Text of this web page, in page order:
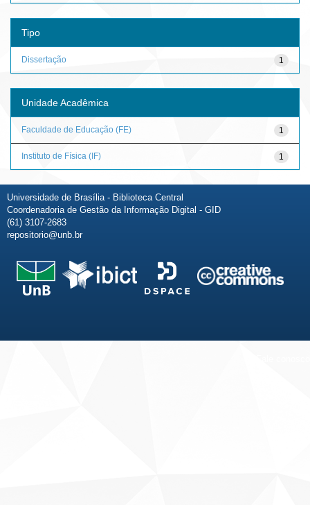
Tipo
1
Dissertação
Unidade Acadêmica
1
Faculdade de Educação (FE)
1
Instituto de Física (IF)
Universidade de Brasília - Biblioteca Central
Coordenadoria de Gestão da Informação Digital - GID
(61) 3107-2683
repositorio@unb.br